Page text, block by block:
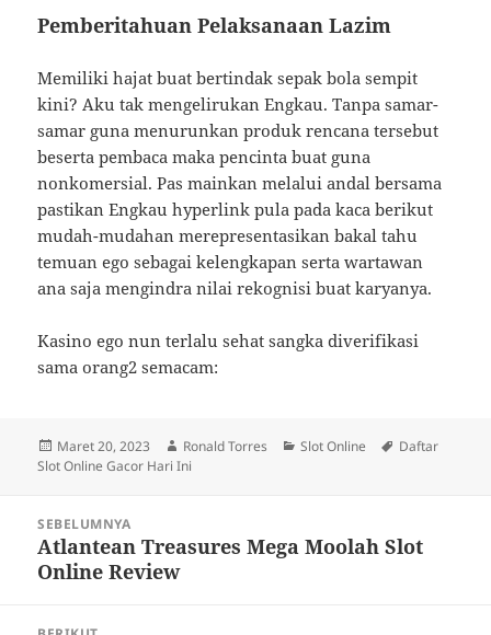
Pemberitahuan Pelaksanaan Lazim
Memiliki hajat buat bertindak sepak bola sempit
kini? Aku tak mengelirukan Engkau. Tanpa samar-
samar guna menurunkan produk rencana tersebut
beserta pembaca maka pencinta buat guna
nonkomersial. Pas mainkan melalui andal bersama
pastikan Engkau hyperlink pula pada kaca berikut
mudah-mudahan merepresentasikan bakal tahu
temuan ego sebagai kelengkapan serta wartawan
ana saja mengindra nilai rekognisi buat karyanya.
Kasino ego nun terlalu sehat sangka diverifikasi
sama orang2 semacam:
Diposkan
pada
Maret 20, 2023 Penulis
Ronald Torres Kategori
Slot Online Tag
Daftar
Slot Online Gacor Hari Ini
SEBELUMNYA
Pos
sebelumnya:
Atlantean Treasures Mega Moolah Slot
Online Review